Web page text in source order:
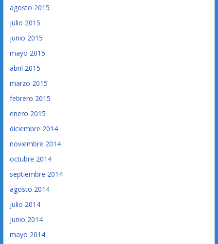
agosto 2015
julio 2015
junio 2015
mayo 2015
abril 2015
marzo 2015
febrero 2015
enero 2015
diciembre 2014
noviembre 2014
octubre 2014
septiembre 2014
agosto 2014
julio 2014
junio 2014
mayo 2014